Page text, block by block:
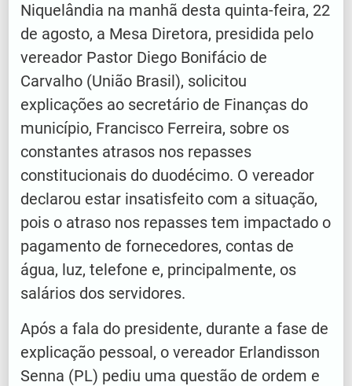
Niquelândia na manhã desta quinta-feira, 22
de agosto, a Mesa Diretora, presidida pelo
vereador Pastor Diego Bonifácio de
Carvalho (União Brasil), solicitou
explicações ao secretário de Finanças do
município, Francisco Ferreira, sobre os
constantes atrasos nos repasses
constitucionais do duodécimo. O vereador
declarou estar insatisfeito com a situação,
pois o atraso nos repasses tem impactado o
pagamento de fornecedores, contas de
água, luz, telefone e, principalmente, os
salários dos servidores.
Após a fala do presidente, durante a fase de
explicação pessoal, o vereador Erlandisson
Senna (PL) pediu uma questão de ordem e